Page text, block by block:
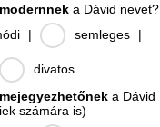
modernnek a Dávid nevet?
| semleges |
divatos
mejegyezhetőnek a Dávid
számára is)